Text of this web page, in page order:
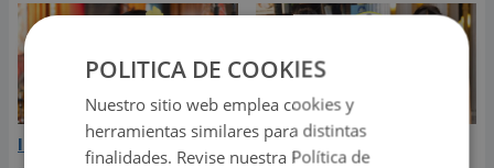
Indy Fontaine estará por
Shawn Mendes grita su
POLITICA DE COOKIES
Nuestro sitio web emplea cookies y
herramientas similares para distintas
finalidades. Revise nuestra Política de